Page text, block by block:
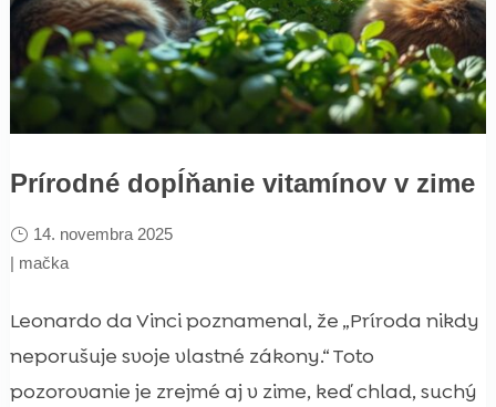
Prírodné dopĺňanie vitamínov v zime
14. novembra 2025
| mačka
Leonardo da Vinci poznamenal, že „Príroda nikdy
neporušuje svoje vlastné zákony.“ Toto
pozorovanie je zrejmé aj v zime, keď chlad, suchý